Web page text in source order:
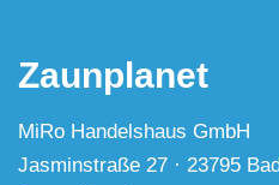
Zaunplanet
MiRo Handelshaus GmbH
Jasminstraße 27 · 23795